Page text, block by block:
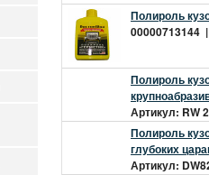
Полироль
00000713144
Полироль
Артикул: RW
Полироль
глубоких
Артикул: